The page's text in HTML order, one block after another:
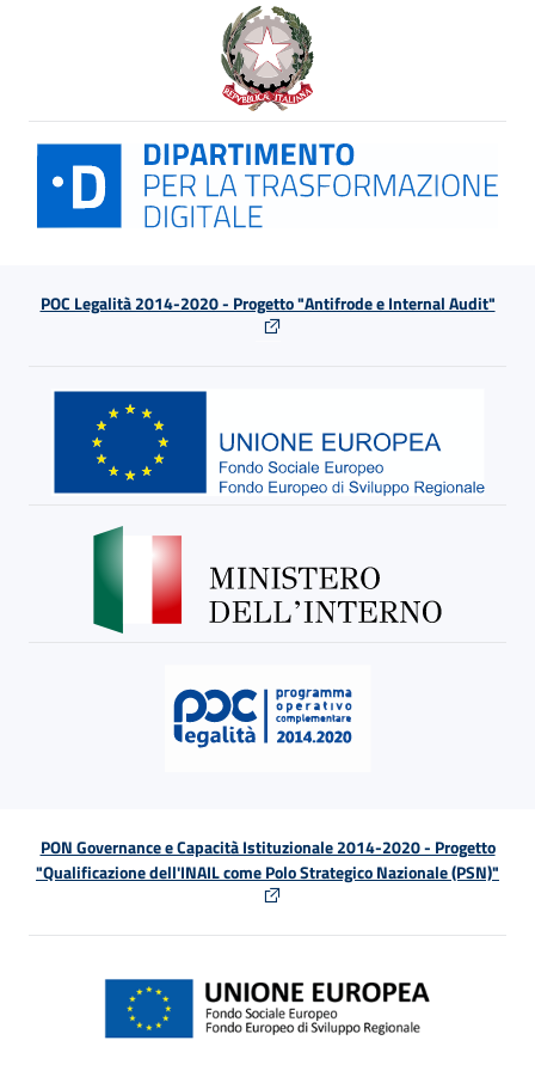
POC Legalità 2014-2020 - Progetto "Antifrode e Internal Audit"
PON Governance e Capacità Istituzionale 2014-2020 - Progetto
"Qualificazione dell'INAIL come Polo Strategico Nazionale (PSN)"